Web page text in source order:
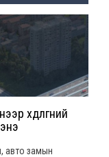
хөдөлгөөний
авто замын